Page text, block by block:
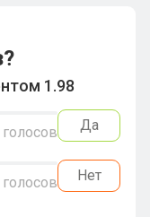
1.98
голосов Да
голосов Нет